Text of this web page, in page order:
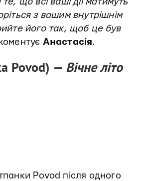
з вашим внутрішнім
його так, щоб це був
Анастасія.
Povod) — Вічне літо
Povod після одного